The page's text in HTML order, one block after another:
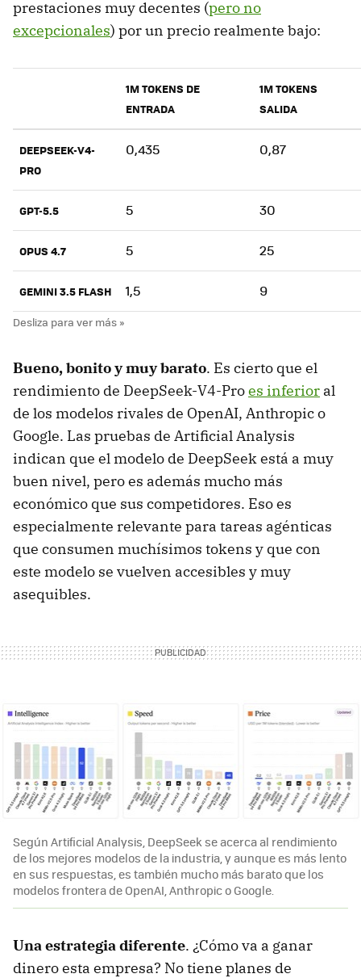
prestaciones muy decentes (pero no
excepcionales) por un precio realmente bajo:
1M TOKENS DE
ENTRADA
1M TOKENS
SALIDA
DEEPSEEK-V4-
PRO
0,435 0,87
GPT-5.5 5 30
OPUS 4.7 5 25
GEMINI 3.5 FLASH 1,5 9
Bueno, bonito y muy barato. Es cierto que el
rendimiento de DeepSeek-V4-Proes inferior al
de los modelos rivales de OpenAI, Anthropic o
Google. Las pruebas de Artificial Analysis
indican que el modelo de DeepSeek está a muy
buen nivel, pero es además mucho más
económico que sus competidores. Eso es
especialmente relevante para tareas agénticas
que consumen muchísimos tokens y que con
este modelo se vuelven accesibles y muy
asequibles.
Según Artificial Analysis, DeepSeek se acerca al rendimiento
de los mejores modelos de la industria, y aunque es más lento
en sus respuestas, es también mucho más barato que los
modelos frontera de OpenAI, Anthropic o Google.
Una estrategia diferente. ¿Cómo va a ganar
dinero esta empresa? No tiene planes de